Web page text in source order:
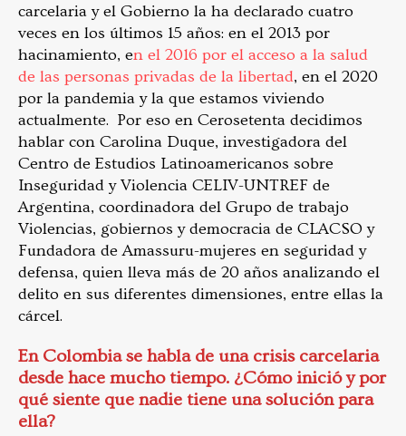
carcelaria y el Gobierno la ha declarado cuatro
veces en los últimos 15 años: en el 2013 por
hacinamiento, en el 2016 por el acceso a la salud
de las personas privadas de la libertad, en el 2020
por la pandemia y la que estamos viviendo
actualmente. Por eso en Cerosetenta decidimos
hablar con Carolina Duque, investigadora del
Centro de Estudios Latinoamericanos sobre
Inseguridad y Violencia CELIV-UNTREF de
Argentina, coordinadora del Grupo de trabajo
Violencias, gobiernos y democracia de CLACSO y
Fundadora de Amassuru-mujeres en seguridad y
defensa, quien lleva más de 20 años analizando el
delito en sus diferentes dimensiones, entre ellas la
cárcel.
En Colombia se habla de una crisis carcelaria
desde hace mucho tiempo. ¿Cómo inició y por
qué siente que nadie tiene una solución para
ella?